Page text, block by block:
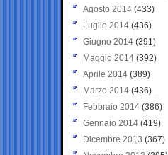
Agosto 2014 (433)
Luglio 2014 (436)
Giugno 2014 (391)
Maggio 2014 (392)
Aprile 2014 (389)
Marzo 2014 (436)
Febbraio 2014 (386)
Gennaio 2014 (419)
Dicembre 2013 (367)